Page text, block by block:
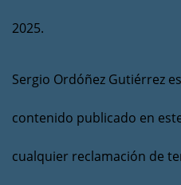
2025.
Sergio Ordóñez Gutiérrez
contenido publicado en
cualquier reclamación de